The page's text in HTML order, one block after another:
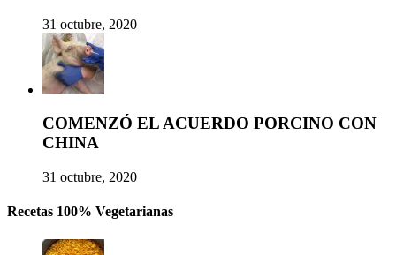
31 octubre, 2020
COMENZÓ EL ACUERDO PORCINO CON
CHINA
31 octubre, 2020
Recetas 100% Vegetarianas